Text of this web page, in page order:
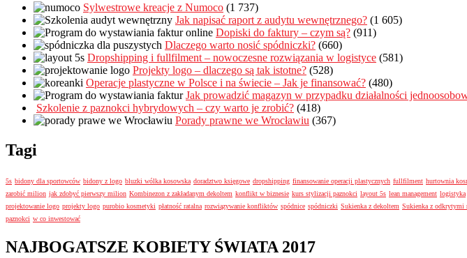
Sylwestrowe kreacje z Numoco (1 737)
Jak napisać raport z audytu wewnętrznego? (1 605)
Dopiski do faktury – czym są? (911)
Dlaczego warto nosić spódniczki? (660)
Dropshipping i fullfilment – nowoczesne rozwiązania w logistyce (581)
Projekty logo – dlaczego są tak istotne? (528)
Operacje plastyczne w Polsce i na świecie – Jak je finansować? (480)
Jak prowadzić magazyn w przypadku działalności
Szkolenie z paznokci hybrydowych – czy warto je zrobić? (418)
Porady prawne we Wrocławiu (367)
Tagi
5s bidony dla sportowców bidony z logo bluzki wólka kosowska doradztwo księgowe dropshipping finansowanie operacji plastycznych fullfilment hurtownia
zarobić milion jak zdobyć pierwszy milion Kombinezon z zakładanym dekoltem konflikt w biznesie kurs stylizacji paznokci layout 5s lean management logistyka
projektowanie logo projekty logo purobio kosmetyki płatność ratalna rozwiązywanie konfliktów spódnice spódniczki Sukienka z dekoltem Sukienka z odkrytymi
paznokci w co inwestować
NAJBOGATSZE KOBIETY ŚWIATA 2017